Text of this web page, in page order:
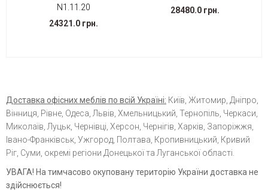
N1.11.20
24321.0 грн.
28480.0 грн.
Доставка офісних меблів по всій Україні: Київ, Житомир, Дніпро,
Вінниця, Рівне, Одеса, Львів, Хмельницький, Тернопіль, Черкаси,
Миколаїв, Луцьк, Чернівці, Херсон, Чернігів, Харків, Запоріжжя,
Івано-Франківськ, Ужгород, Полтава, Кропивницький, Кривий
Ріг, Суми, окремі регіони Донецької та Луганської області.
УВАГА! На тимчасово окуповану територію України доставка не
здійснюється!